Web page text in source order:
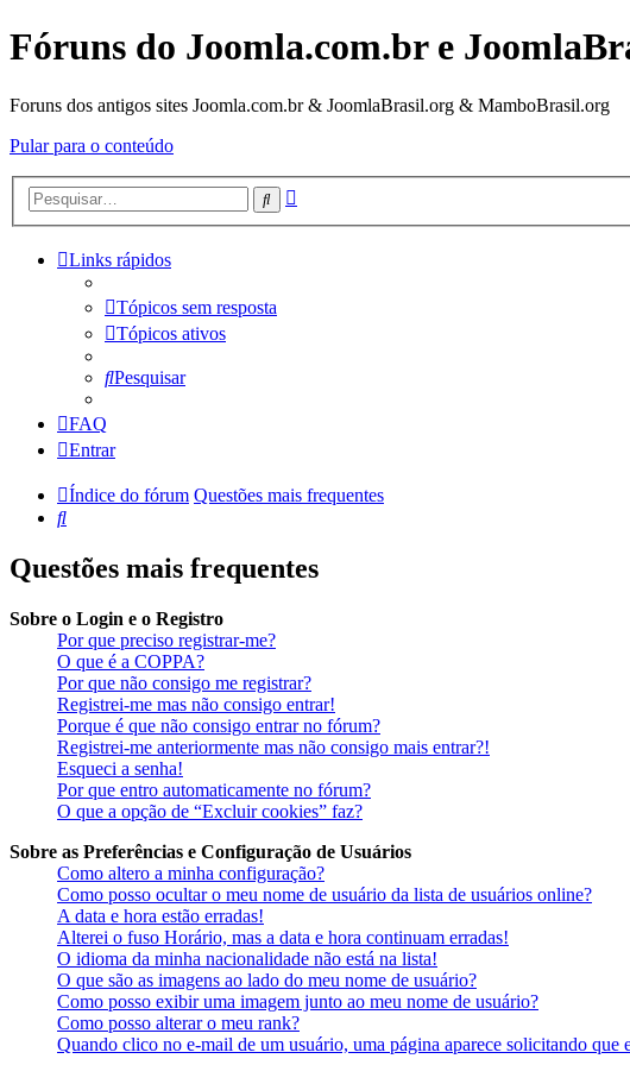
Fóruns do Joomla.com.br e
Foruns dos antigos sites Joomla.com.br & JoomlaBrasil.org & MamboBrasil.org
Pular para o conteúdo
Pesquisar
Links rápidos
Tópicos sem resposta
Tópicos ativos
Pesquisar
FAQ
Entrar
Índice do fórum Questões mais frequentes
Pesquisar
Questões mais frequentes
Sobre o Login e o Registro
Por que preciso registrar-me?
O que é a COPPA?
Por que não consigo me registrar?
Registrei-me mas não consigo entrar!
Porque é que não consigo entrar no fórum?
Registrei-me anteriormente mas não consigo mais entrar?!
Esqueci a senha!
Por que entro automaticamente no fórum?
O que a opção de “Excluir cookies” faz?
Sobre as Preferências e Configuração de Usuários
Como altero a minha configuração?
Como posso ocultar o meu nome de usuário da lista de usuários online?
A data e hora estão erradas!
Alterei o fuso Horário, mas a data e hora continuam erradas!
O idioma da minha nacionalidade não está na lista!
O que são as imagens ao lado do meu nome de usuário?
Como posso exibir uma imagem junto ao meu nome de usuário?
Como posso alterar o meu rank?
Quando clico no e-mail de um usuário, uma página aparece solicitando que